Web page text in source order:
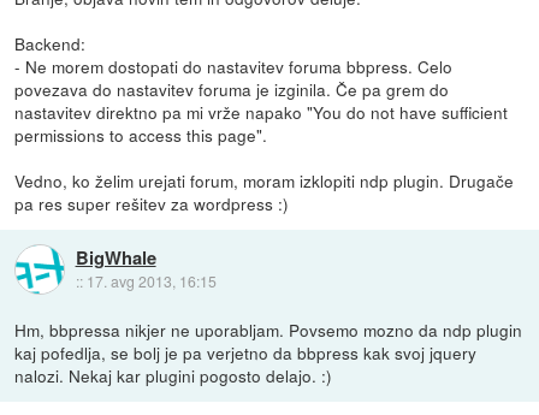
Backend:
- Ne morem dostopati do nastavitev foruma bbpress. Celo
povezava do nastavitev foruma je izginila. Če pa grem do
nastavitev direktno pa mi vrže napako "You do not have sufficient
permissions to access this page".
Vedno, ko želim urejati forum, moram izklopiti ndp plugin. Drugače
pa res super rešitev za wordpress :)
BigWhale
:: 17. avg 2013, 16:15
Hm, bbpressa nikjer ne uporabljam. Povsemo mozno da ndp plugin
kaj pofedlja, se bolj je pa verjetno da bbpress kak svoj jquery
nalozi. Nekaj kar plugini pogosto delajo. :)